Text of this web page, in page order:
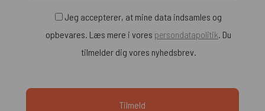
Jeg accepterer, at mine data indsamles og
opbevares. Læs mere i vores persondatapolitik. Du
tilmelder dig vores nyhedsbrev.